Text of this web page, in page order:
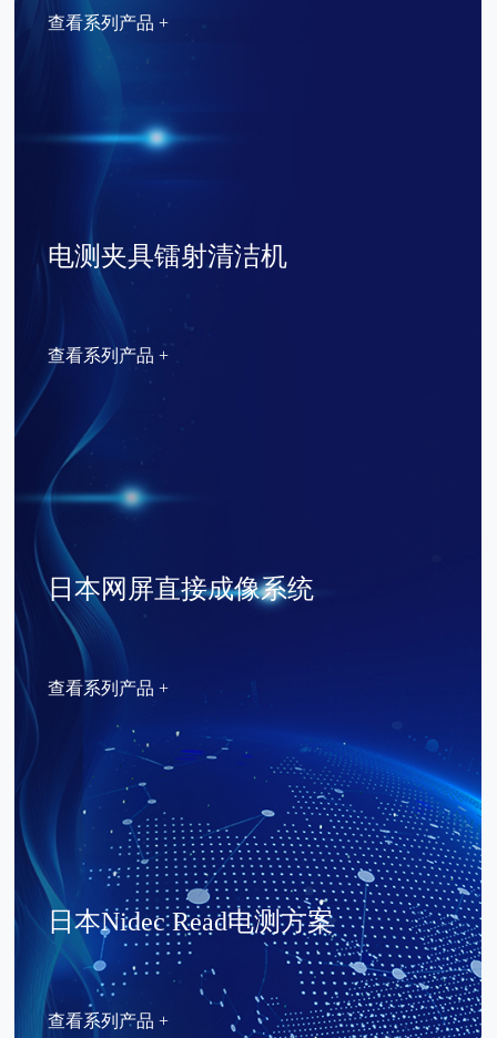
查看系列产品 +
电测夹具镭射清洁机
查看系列产品 +
日本网屏直接成像系统
查看系列产品 +
日本Nidec Read电测方案
查看系列产品 +